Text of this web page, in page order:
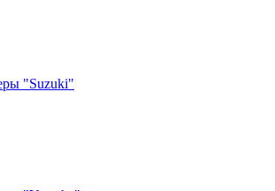
"Suzuki"